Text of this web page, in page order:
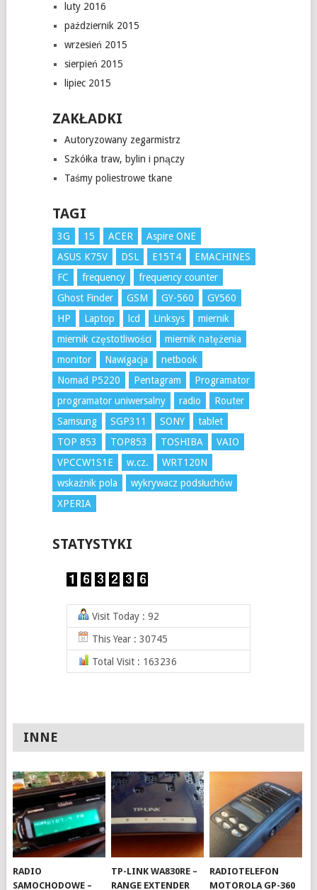
luty 2016
październik 2015
wrzesień 2015
sierpień 2015
lipiec 2015
ZAKŁADKI
Autoryzowany zegarmistrz
Szkółka traw, bylin i pnączy
Taśmy poliestrowe tkane
TAGI
3G 15 ACER
Aspire ONE
ASUS K75V
DSL E15T4
EMACHINES
FC
frequency
frequency counter
Ghost Finder
GSM GY-560
GY560
HP
Laptop lcd Linksys
miernik
miernik częstotliwości
miernik natężenia
monitor
Nawigacja
netbook
Nomad P5220
Pentagram
Programator
programator uniwersalny
radio
Router
Samsung
SGP311 SONY
tablet
TOP 853
TOP853 TOSHIBA
VAIO
VPCCW1S1E
w.cz.
WRT120N
wskaźnik pola
wykrywacz podsłuchów
XPERIA
STATYSTYKI
Visit Today : 92
This Year : 30745
Total Visit : 163236
INNE
RADIO
SAMOCHODOWE –
TP-LINK WA830RE –
RANGE EXTENDER
RADIOTELEFON
MOTOROLA GP-360